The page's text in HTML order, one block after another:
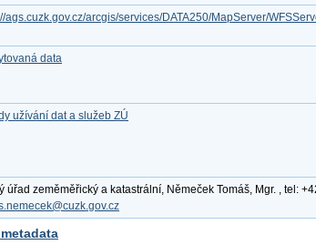
ags.cuzk.gov.cz/arcgis/services/DATA250/MapServer/
data
užívání dat a služeb ZÚ
úřad zeměměřický a katastrální, Němeček Tomáš, Mgr. , tel: